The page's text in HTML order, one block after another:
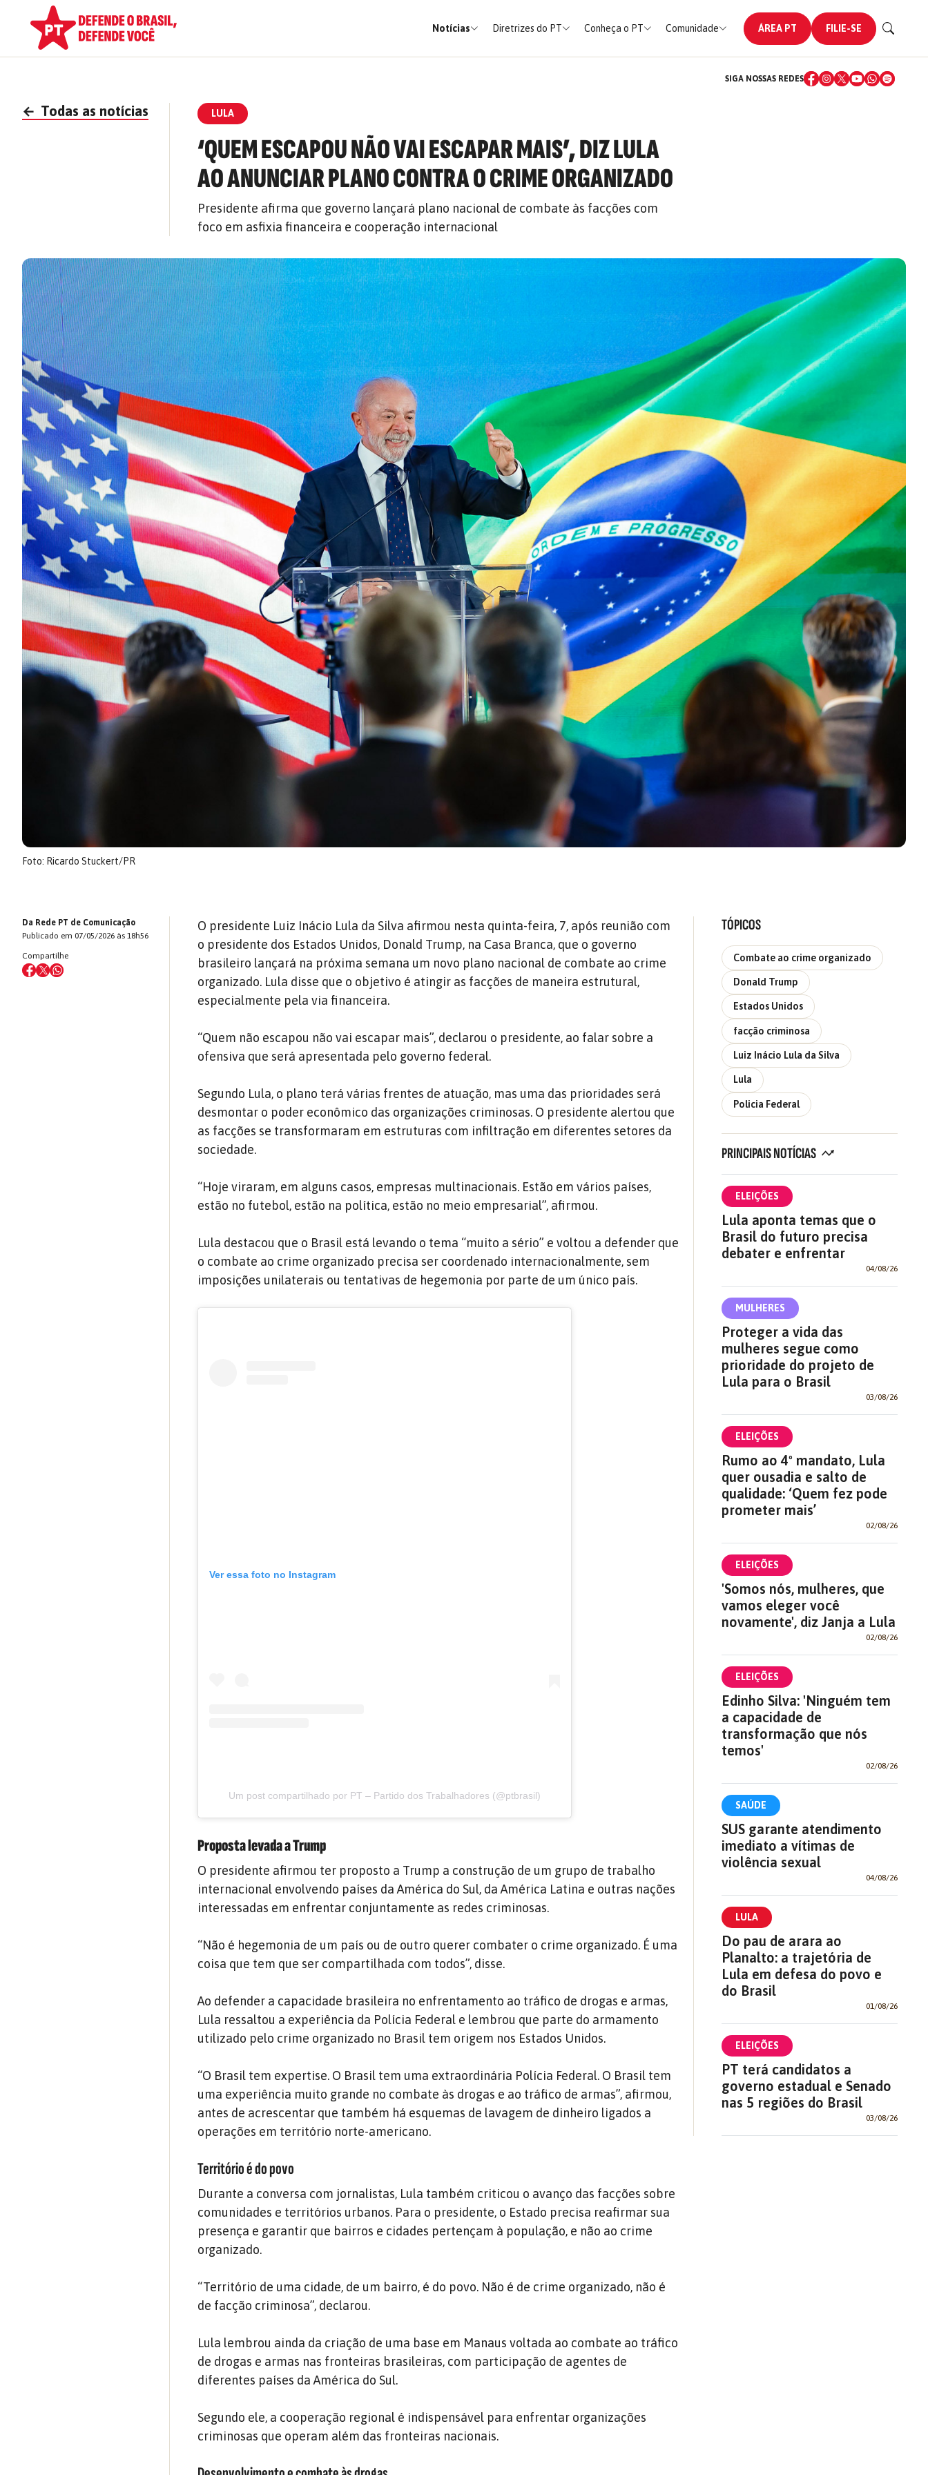
Notícias Diretrizes do PT Conheça o PT Comunidade ÁREA PT FILIE-SE
SIGA NOSSAS REDES
← Todas as notícias LULA
‘QUEM ESCAPOU NÃO VAI ESCAPAR MAIS’, DIZ LULA
AO ANUNCIAR PLANO CONTRA O CRIME ORGANIZADO
Presidente afirma que governo lançará plano nacional de combate às facções com
foco em asfixia financeira e cooperação internacional
Foto: Ricardo Stuckert/PR
Da Rede PT de Comunicação
Publicado em 07/05/2026 às 18h56
Compartilhe
O presidente Luiz Inácio Lula da Silva afirmou nesta quinta-feira, 7, após reunião com
o presidente dos Estados Unidos, Donald Trump, na Casa Branca, que o governo
brasileiro lançará na próxima semana um novo plano nacional de combate ao crime
organizado. Lula disse que o objetivo é atingir as facções de maneira estrutural,
especialmente pela via financeira.
“Quem não escapou não vai escapar mais”, declarou o presidente, ao falar sobre a
ofensiva que será apresentada pelo governo federal.
Segundo Lula, o plano terá várias frentes de atuação, mas uma das prioridades será
desmontar o poder econômico das organizações criminosas. O presidente alertou que
as facções se transformaram em estruturas com infiltração em diferentes setores da
sociedade.
“Hoje viraram, em alguns casos, empresas multinacionais. Estão em vários países,
estão no futebol, estão na política, estão no meio empresarial”, afirmou.
Lula destacou que o Brasil está levando o tema “muito a sério” e voltou a defender que
o combate ao crime organizado precisa ser coordenado internacionalmente, sem
imposições unilaterais ou tentativas de hegemonia por parte de um único país.
Ver essa foto no Instagram
Um post compartilhado por PT – Partido dos Trabalhadores (@ptbrasil)
Proposta levada a Trump
O presidente afirmou ter proposto a Trump a construção de um grupo de trabalho
internacional envolvendo países da América do Sul, da América Latina e outras nações
interessadas em enfrentar conjuntamente as redes criminosas.
“Não é hegemonia de um país ou de outro querer combater o crime organizado. É uma
coisa que tem que ser compartilhada com todos”, disse.
Ao defender a capacidade brasileira no enfrentamento ao tráfico de drogas e armas,
Lula ressaltou a experiência da Polícia Federal e lembrou que parte do armamento
utilizado pelo crime organizado no Brasil tem origem nos Estados Unidos.
“O Brasil tem expertise. O Brasil tem uma extraordinária Polícia Federal. O Brasil tem
uma experiência muito grande no combate às drogas e ao tráfico de armas”, afirmou,
antes de acrescentar que também há esquemas de lavagem de dinheiro ligados a
operações em território norte-americano.
Território é do povo
Durante a conversa com jornalistas, Lula também criticou o avanço das facções sobre
comunidades e territórios urbanos. Para o presidente, o Estado precisa reafirmar sua
presença e garantir que bairros e cidades pertençam à população, e não ao crime
organizado.
“Território de uma cidade, de um bairro, é do povo. Não é de crime organizado, não é
de facção criminosa”, declarou.
Lula lembrou ainda da criação de uma base em Manaus voltada ao combate ao tráfico
de drogas e armas nas fronteiras brasileiras, com participação de agentes de
diferentes países da América do Sul.
Segundo ele, a cooperação regional é indispensável para enfrentar organizações
criminosas que operam além das fronteiras nacionais.
TÓPICOS
Combate ao crime organizado
Donald Trump
Estados Unidos
facção criminosa
Luiz Inácio Lula da Silva
Lula
Policia Federal
PRINCIPAIS NOTÍCIAS
ELEIÇÕES
Lula aponta temas que o
Brasil do futuro precisa
debater e enfrentar
04/08/26
MULHERES
Proteger a vida das
mulheres segue como
prioridade do projeto de
Lula para o Brasil
03/08/26
ELEIÇÕES
Rumo ao 4º mandato, Lula
quer ousadia e salto de
qualidade: ‘Quem fez pode
prometer mais’
02/08/26
ELEIÇÕES
'Somos nós, mulheres, que
vamos eleger você
novamente', diz Janja a Lula
02/08/26
ELEIÇÕES
Edinho Silva: 'Ninguém tem
a capacidade de
transformação que nós
temos'
02/08/26
SAÚDE
SUS garante atendimento
imediato a vítimas de
violência sexual
04/08/26
LULA
Do pau de arara ao
Planalto: a trajetória de
Lula em defesa do povo e
do Brasil
01/08/26
ELEIÇÕES
PT terá candidatos a
governo estadual e Senado
nas 5 regiões do Brasil
03/08/26